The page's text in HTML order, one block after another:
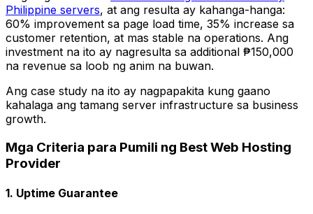
Philippine servers, at ang resulta ay kahanga-hanga:
60% improvement sa page load time, 35% increase sa
customer retention, at mas stable na operations. Ang
investment na ito ay nagresulta sa additional ₱150,000
na revenue sa loob ng anim na buwan.
Ang case study na ito ay nagpapakita kung gaano
kahalaga ang tamang server infrastructure sa business
growth.
Mga Criteria para Pumili ng Best Web Hosting
Provider
1. Uptime Guarantee